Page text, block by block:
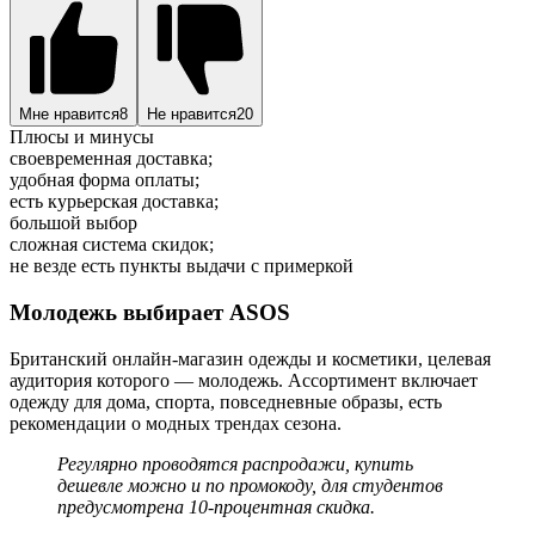
Мне нравится8 Не нравится20
Плюсы и минусы
своевременная доставка;
удобная форма оплаты;
есть курьерская доставка;
большой выбор
сложная система скидок;
не везде есть пункты выдачи с примеркой
Молодежь выбирает ASOS
Британский онлайн-магазин одежды и косметики, целевая
аудитория которого — молодежь. Ассортимент включает
одежду для дома, спорта, повседневные образы, есть
рекомендации о модных трендах сезона.
Регулярно проводятся распродажи, купить
дешевле можно и по промокоду, для студентов
предусмотрена 10-процентная скидка.